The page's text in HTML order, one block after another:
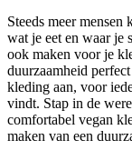
Steeds meer
wat je eet en waar je
ook maken voor je
duurzaamheid
kleding aan, voor
vindt. Stap in de
comfortabel vegan
maken van een